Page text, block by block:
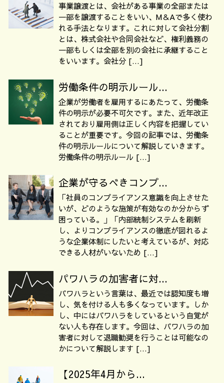
事業譲渡とは、会社がある事業の全部または
一部を譲渡することをいい、M＆Aで多く使わ
れる手法となります。これに対して会社分割
とは、株式会社や合同会社など、権利義務の
一部もしくは全部を別の会社に承継すること
をいいます。会社分 […]
労働条件の明示ルール...
企業が労働者を雇用するにあたって、労働条
件の明示が必要不可欠です。また、近年改正
されており雇用側は正しく内容を把握してい
ることが重要です。今回の記事では、労働条
件の明示ルールについて解説していきます。
労働条件の明示ルール […]
企業が守るべきコンプ...
「社員のコンプライアンス意識を向上させた
いが、どのような施策が有効なのか分からず
困っている。」「内部統制システムを刷新
し、よりコンプライアンスの徹底が図れるよ
うな企業体制にしたいと考えているが、対応
できる人材がいないため […]
パワハラの加害者に対...
パワハラという言葉は、最近では認知度も増
し、気を付ける人も多くなっています。しか
し、中にはパワハラをしているという自覚が
ない人も存在します。今回は、パワハラの加
害者に対して退職勧奨を行うことは可能なの
かについて解説します […]
【2025年4月から...